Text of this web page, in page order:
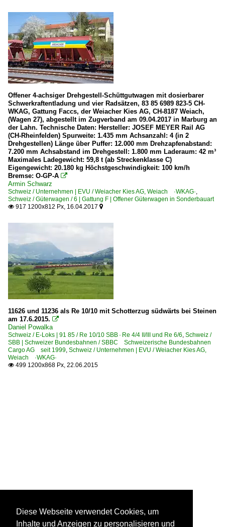
Offener 4-achsiger Drehgestell-Schüttgutwagen mit dosierbarer
Schwerkraftentladung und vier Radsätzen, 83 85 6989 823-5 CH-
WKAG, Gattung Faccs, der Weiacher Kies AG, CH-8187 Weiach,
(Wagen 27), abgestellt im Zugverband am 09.04.2017 in Marburg an
der Lahn. Technische Daten: Hersteller: JOSEF MEYER Rail AG
(CH-Rheinfelden) Spurweite: 1.435 mm Achsanzahl: 4 (in 2
Drehgestellen) Länge über Puffer: 12.000 mm Drehzapfenabstand:
7.200 mm Achsabstand im Drehgestell: 1.800 mm Laderaum: 42 m³
Maximales Ladegewicht: 59,8 t (ab Streckenklasse C)
Eigengewicht: 20.180 kg Höchstgeschwindigkeit: 100 km/h
Bremse: O-GP-A 
Armin Schwarz
Schweiz / Unternehmen | EVU / Weiacher Kies AG, Weiach ·WKAG·,
Schweiz / Güterwagen / 6 | Gattung F | Offener Güterwagen in Sonderbauart
 917 1200x812 Px, 16.04.2017 
11626 und 11236 als Re 10/10 mit Schotterzug südwärts bei Steinen
am 17.6.2015. 
Daniel Powalka
Schweiz / E-Loks | 91 85 / Re 10/10 SBB · Re 4/4 II/III und Re 6/6, Schweiz /
SBB | Schweizer Bundesbahnen / SBBC Schweizerische Bundesbahnen
Cargo AG seit 1999, Schweiz / Unternehmen | EVU / Weiacher Kies AG,
Weiach ·WKAG·
 499 1200x868 Px, 22.06.2015
Diese Webseite verwendet Cookies, um
Inhalte und Anzeigen zu personalisieren und